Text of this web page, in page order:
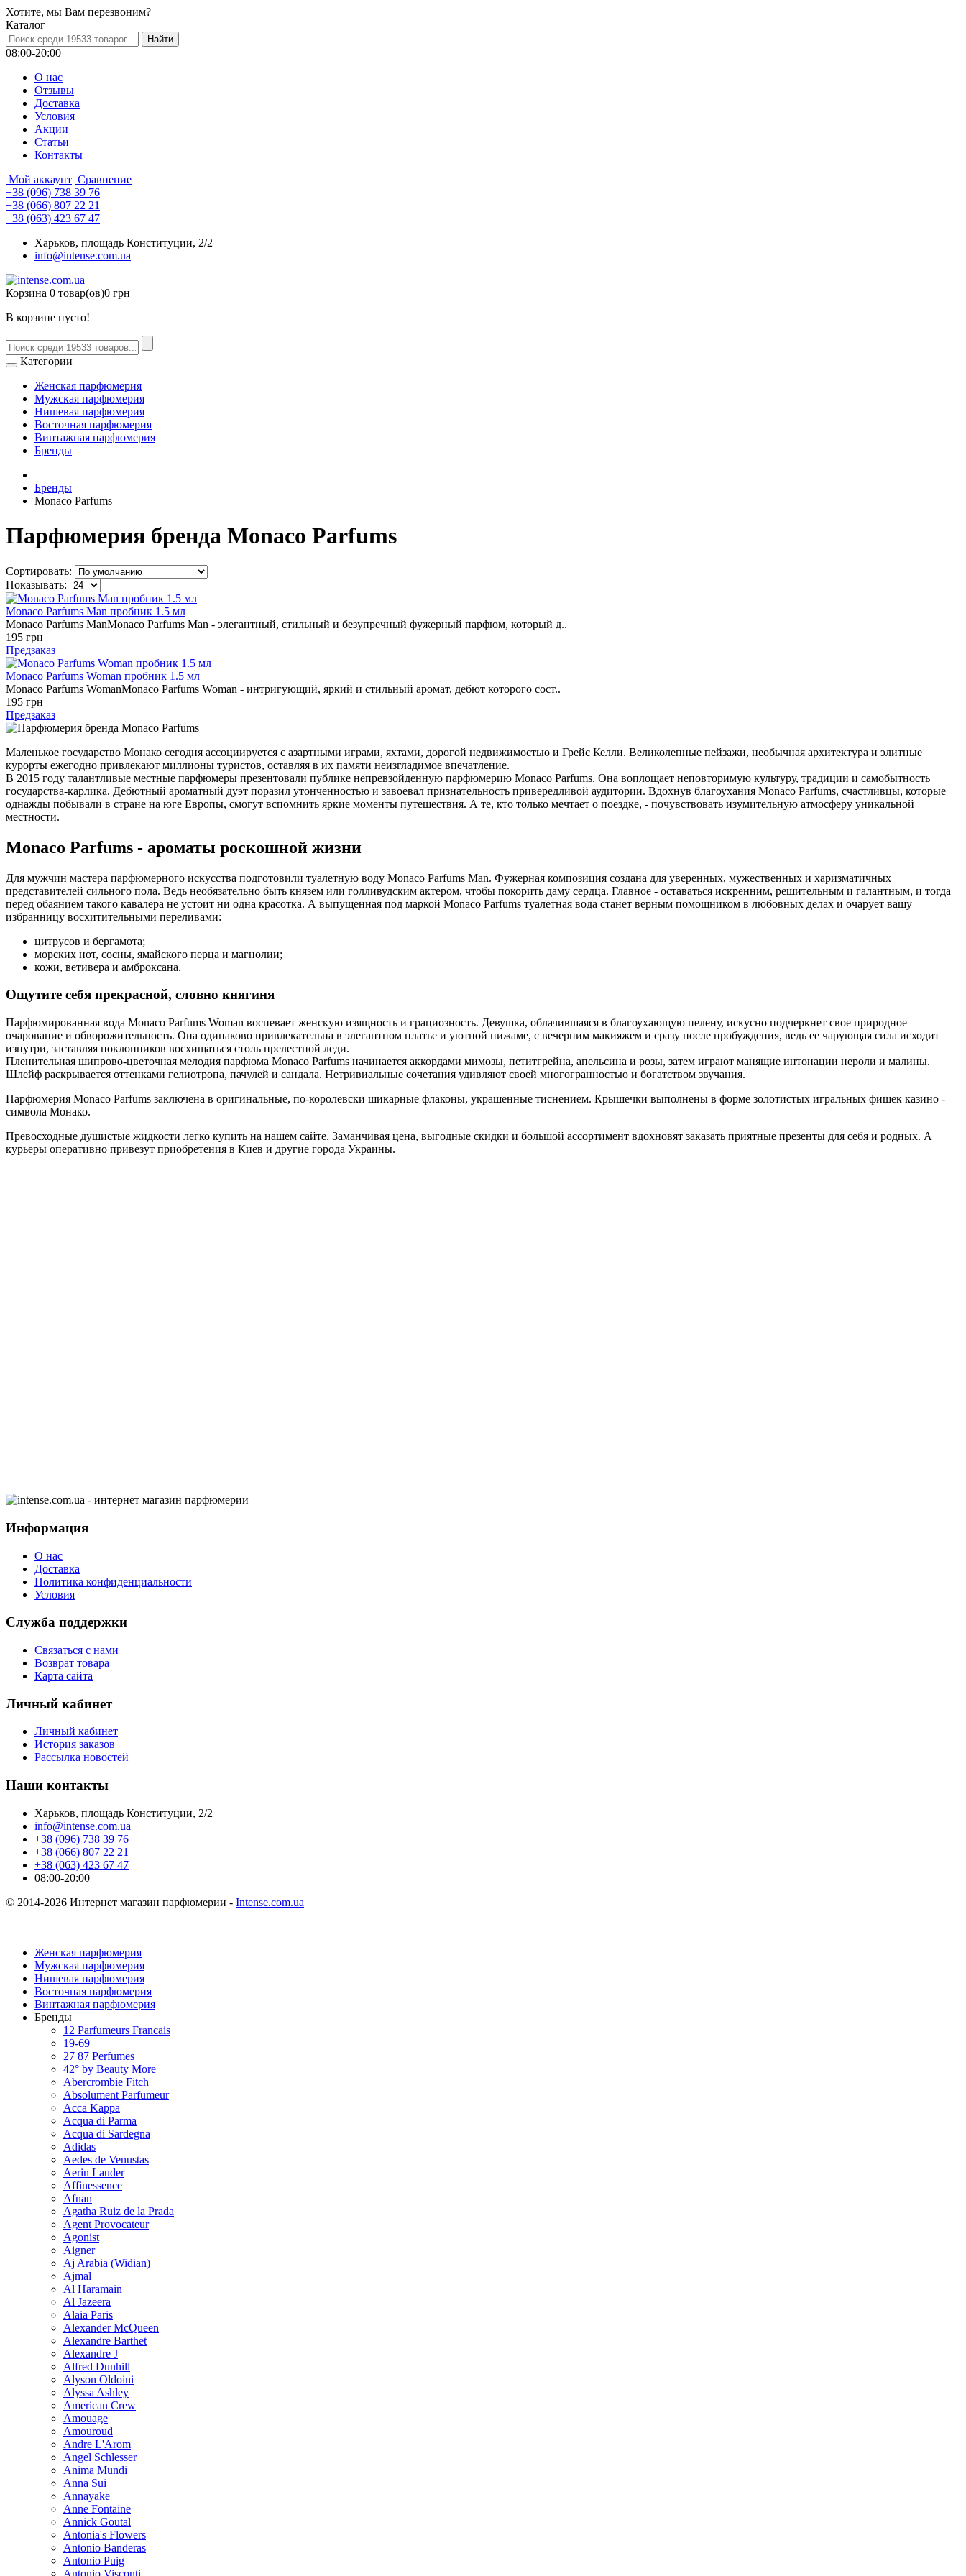
Хотите, мы Вам перезвоним?
Каталог
08:00-20:00
О нас
Отзывы
Доставка
Условия
Aкции
Статьи
Контакты
Мой аккаунт Сравнение
+38 (096) 738 39 76
+38 (066) 807 22 21
+38 (063) 423 67 47
Харьков, площадь Конституции, 2/2
info@intense.com.ua
Корзина 0 товар(ов)0 грн
В корзине пусто!
Категории
Женская парфюмерия
Мужская парфюмерия
Нишевая парфюмерия
Восточная парфюмерия
Винтажная парфюмерия
Бренды
Бренды
Monaco Parfums
Парфюмерия бренда Monaco Parfums
Сортировать:
Показывать:
Monaco Parfums Man пробник 1.5 мл
Monaco Parfums ManMonaco Parfums Man - элегантный, стильный и безупречный фужерный парфюм, который д..
195 грн
Предзаказ
Monaco Parfums Woman пробник 1.5 мл
Monaco Parfums WomanMonaco Parfums Woman - интригующий, яркий и стильный аромат, дебют которого сост..
195 грн
Предзаказ
Маленькое государство Монако сегодня ассоциируется с азартными играми, яхтами, дорогой недвижимостью и Грейс Келли. Великолепные пейзажи, необычная архитектура и элитные
курорты ежегодно привлекают миллионы туристов, оставляя в их памяти неизгладимое впечатление.
В 2015 году талантливые местные парфюмеры презентовали публике непревзойденную парфюмерию Monaco Parfums. Она воплощает неповторимую культуру, традиции и самобытность
государства-карлика. Дебютный ароматный дуэт поразил утонченностью и завоевал признательность привередливой аудитории. Вдохнув благоухания Monaco Parfums, счастливцы, которые
однажды побывали в стране на юге Европы, смогут вспомнить яркие моменты путешествия. А те, кто только мечтает о поездке, - почувствовать изумительную атмосферу уникальной
местности.
Monaco Parfums - ароматы роскошной жизни
Для мужчин мастера парфюмерного искусства подготовили туалетную воду Monaco Parfums Man. Фужерная композиция создана для уверенных, мужественных и харизматичных
представителей сильного пола. Ведь необязательно быть князем или голливудским актером, чтобы покорить даму сердца. Главное - оставаться искренним, решительным и галантным, и тогда
перед обаянием такого кавалера не устоит ни одна красотка. А выпущенная под маркой Monaco Parfums туалетная вода станет верным помощником в любовных делах и очарует вашу
избранницу восхитительными переливами:
цитрусов и бергамота;
морских нот, сосны, ямайского перца и магнолии;
кожи, ветивера и амброксана.
Ощутите себя прекрасной, словно княгиня
Парфюмированная вода Monaco Parfums Woman воспевает женскую изящность и грациозность. Девушка, облачившаяся в благоухающую пелену, искусно подчеркнет свое природное
очарование и обворожительность. Она одинаково привлекательна в элегантном платье и уютной пижаме, с вечерним макияжем и сразу после пробуждения, ведь ее чарующая сила исходит
изнутри, заставляя поклонников восхищаться столь прелестной леди.
Пленительная шипрово-цветочная мелодия парфюма Monaco Parfums начинается аккордами мимозы, петитгрейна, апельсина и розы, затем играют манящие интонации нероли и малины.
Шлейф раскрывается оттенками гелиотропа, пачулей и сандала. Нетривиальные сочетания удивляют своей многогранностью и богатством звучания.
Парфюмерия Monaco Parfums заключена в оригинальные, по-королевски шикарные флаконы, украшенные тиснением. Крышечки выполнены в форме золотистых игральных фишек казино -
символа Монако.
Превосходные душистые жидкости легко купить на нашем сайте. Заманчивая цена, выгодные скидки и большой ассортимент вдохновят заказать приятные презенты для себя и родных. А
курьеры оперативно привезут приобретения в Киев и другие города Украины.
Информация
О нас
Доставка
Политика конфиденциальности
Условия
Служба поддержки
Связаться с нами
Возврат товара
Карта сайта
Личный кабинет
Личный кабинет
История заказов
Рассылка новостей
Наши контакты
Харьков, площадь Конституции, 2/2
info@intense.com.ua
+38 (096) 738 39 76
+38 (066) 807 22 21
+38 (063) 423 67 47
08:00-20:00
© 2014-2026 Интернет магазин парфюмерии - Intense.com.ua
Женская парфюмерия
Мужская парфюмерия
Нишевая парфюмерия
Восточная парфюмерия
Винтажная парфюмерия
Бренды
12 Parfumeurs Francais
19-69
27 87 Perfumes
42° by Beauty More
Abercrombie Fitch
Absolument Parfumeur
Acca Kappa
Acqua di Parma
Acqua di Sardegna
Adidas
Aedes de Venustas
Aerin Lauder
Affinessence
Afnan
Agatha Ruiz de la Prada
Agent Provocateur
Agonist
Aigner
Aj Arabia (Widian)
Ajmal
Al Haramain
Al Jazeera
Alaia Paris
Alexander McQueen
Alexandre Barthet
Alexandre J
Alfred Dunhill
Alyson Oldoini
Alyssa Ashley
American Crew
Amouage
Amouroud
Andre L'Arom
Angel Schlesser
Anima Mundi
Anna Sui
Annayake
Anne Fontaine
Annick Goutal
Antonia's Flowers
Antonio Banderas
Antonio Puig
Antonio Visconti